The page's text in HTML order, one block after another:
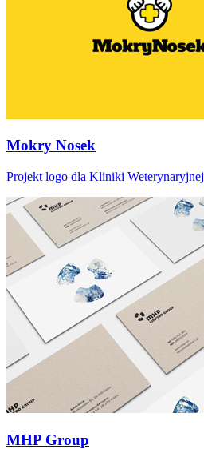
Mokry Nosek
Projekt logo dla Kliniki Weterynaryjnej
MHP Group